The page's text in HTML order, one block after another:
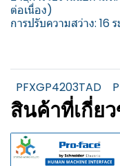
ต่อเนื่อง)
การปรับความสว่าง: 16
PFXGP4203TAD
สินค้าที่เกี่ย